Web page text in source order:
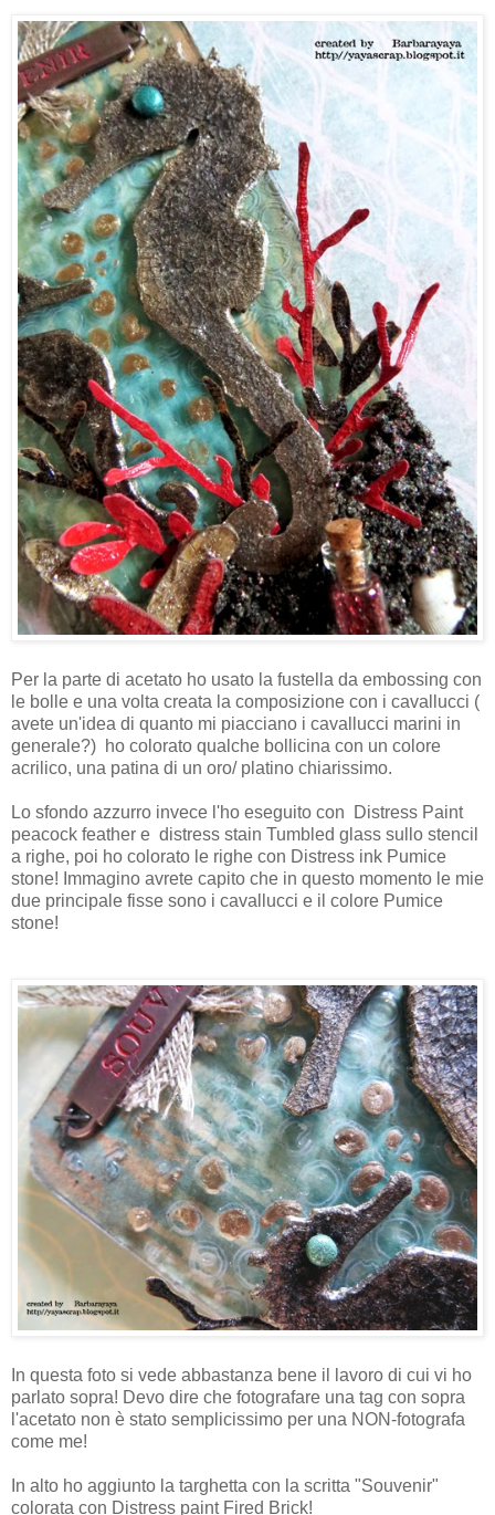
Per la parte di acetato ho usato la fustella da embossing con
le bolle e una volta creata la composizione con i cavallucci (
avete un'idea di quanto mi piacciano i cavallucci marini in
generale?) ho colorato qualche bollicina con un colore
acrilico, una patina di un oro/ platino chiarissimo.
Lo sfondo azzurro invece l'ho eseguito con Distress Paint
peacock feather e distress stain Tumbled glass sullo stencil
a righe, poi ho colorato le righe con Distress ink Pumice
stone! Immagino avrete capito che in questo momento le mie
due principale fisse sono i cavallucci e il colore Pumice
stone!
In questa foto si vede abbastanza bene il lavoro di cui vi ho
parlato sopra! Devo dire che fotografare una tag con sopra
l'acetato non è stato semplicissimo per una NON-fotografa
come me!
In alto ho aggiunto la targhetta con la scritta "Souvenir"
colorata con Distress paint Fired Brick!